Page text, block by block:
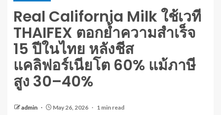
Real California Milk ใช้เวที
THAIFEX ตอกย้ำความสำเร็จ
15 ปีในไทย หลังชีส
แคลิฟอร์เนียโต 60% แม้ภาษี
สูง 30–40%
admin May 26, 2026 1 min read